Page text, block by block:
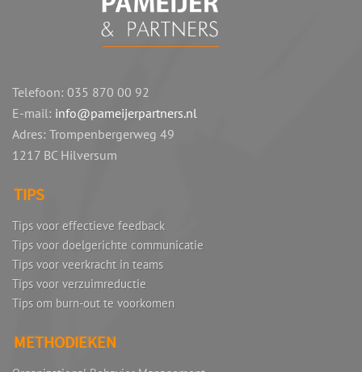
Telefoon: 035 870 00 92
E-mail: info@pameijerpartners.nl
Adres: Trompenbergerweg 49
1217 BC Hilversum
TIPS
Tips voor effectieve feedback
Tips voor doelgerichte communicatie
Tips voor veerkracht in teams
Tips voor verzuimreductie
Tips om burn-out te voorkomen
METHODIEKEN